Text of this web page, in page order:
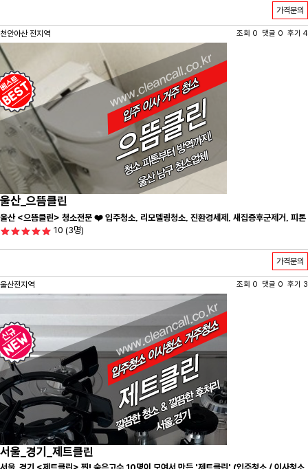
가격문의
천안아산 전지역 조회 0 댓글 0 후기 4
울산_으뜸클린
울산 <으뜸클린> 청소전문 ❤️ 입주청소, 리모델링청소, 진환경세제, 새집증후군제거, 피톤
치드시공 전문 청소 업체 ❤️
10 (3명)
가격문의
울산전지역 조회 0 댓글 0 후기 3
서울_경기_제트클린